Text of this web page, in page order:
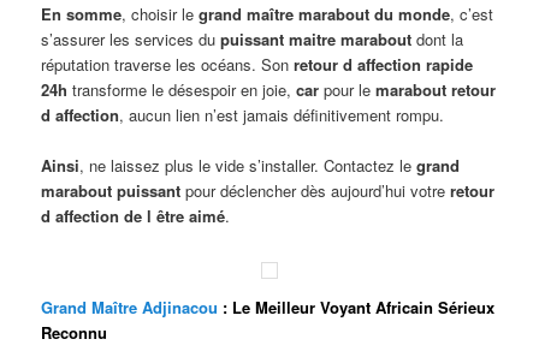
En somme, choisir legrand maître marabout du monde, c’est
s’assurer les services dupuissant maitre marabout dont la
réputation traverse les océans. Sonretour d affection rapide
24h transforme le désespoir en joie,car pour lemarabout retour
d affection, aucun lien n’est jamais définitivement rompu.
Ainsi, ne laissez plus le vide s’installer. Contactez legrand
marabout puissant pour déclencher dès aujourd’hui votreretour
d affection de l être aimé.
Grand Maître Adjinacou : Le Meilleur Voyant Africain Sérieux
Reconnu